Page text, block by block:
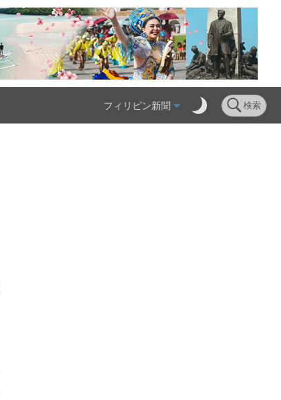
フィリピン新聞 検索